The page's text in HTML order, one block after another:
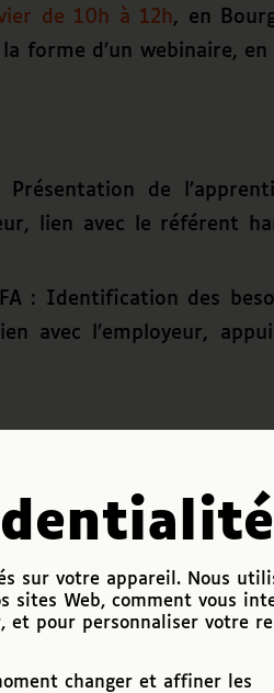
sur votre appareil. Nous
sites Web, comment vous
et pour personnaliser votre
changer et affiner les
de 10h à 12h, en
forme d’un webinaire, en
de
lien avec le référent
: Identification des
avec l’employeur,